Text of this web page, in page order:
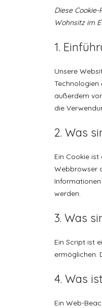
Diese
Wohnsitz im
1.
Unsere
Technologien
außerdem
die
2. Was
Ein Cookie
Webbrowser
werden.
3. Was
Ein Script ist
ermöglichen.
4. Was
Ein Web-